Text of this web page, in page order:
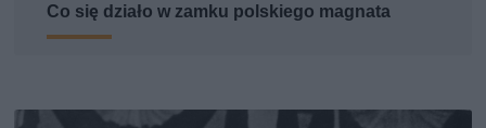
Co się działo w zamku polskiego magnata